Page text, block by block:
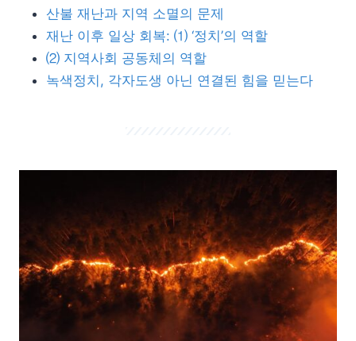
산불 재난과 지역 소멸의 문제
재난 이후 일상 회복: ⑴ ‘정치’의 역할
⑵ 지역사회 공동체의 역할
녹색정치, 각자도생 아닌 연결된 힘을 믿는다